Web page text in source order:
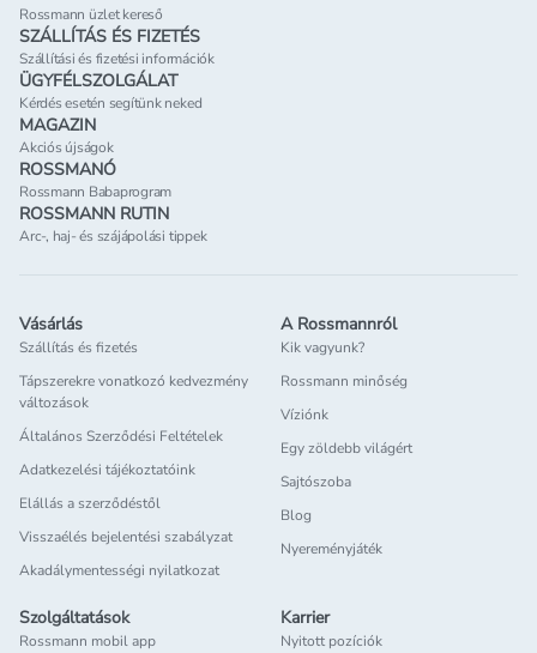
Rossmann üzlet kereső
SZÁLLÍTÁS ÉS FIZETÉS
Szállítási és fizetési információk
ÜGYFÉLSZOLGÁLAT
Kérdés esetén segítünk neked
MAGAZIN
Akciós újságok
ROSSMANÓ
Rossmann Babaprogram
ROSSMANN RUTIN
Arc-, haj- és szájápolási tippek
Vásárlás
Szállítás és fizetés
Tápszerekre vonatkozó kedvezmény
változások
Általános Szerződési Feltételek
Adatkezelési tájékoztatóink
Elállás a szerződéstől
Visszaélés bejelentési szabályzat
Akadálymentességi nyilatkozat
A Rossmannról
Kik vagyunk?
Rossmann minőség
Víziónk
Egy zöldebb világért
Sajtószoba
Blog
Nyereményjáték
Szolgáltatások
Rossmann mobil app
Karrier
Nyitott pozíciók